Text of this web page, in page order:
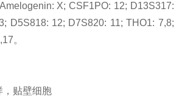
X; CSF1PO: 12; D13S317:
D5S818: 12; D7S820: 11; THO1: 7,8;
。
，贴壁细胞